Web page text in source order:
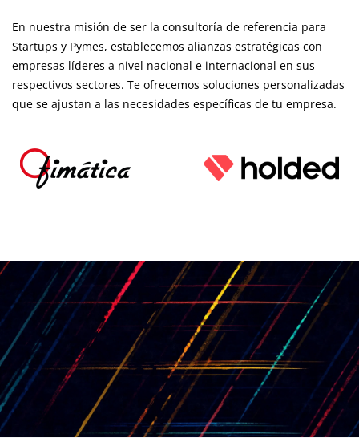
En nuestra misión de ser la consultoría de referencia para
Startups y Pymes, establecemos alianzas estratégicas con
empresas líderes a nivel nacional e internacional en sus
respectivos sectores. Te ofrecemos soluciones personalizadas
que se ajustan a las necesidades específicas de tu empresa.